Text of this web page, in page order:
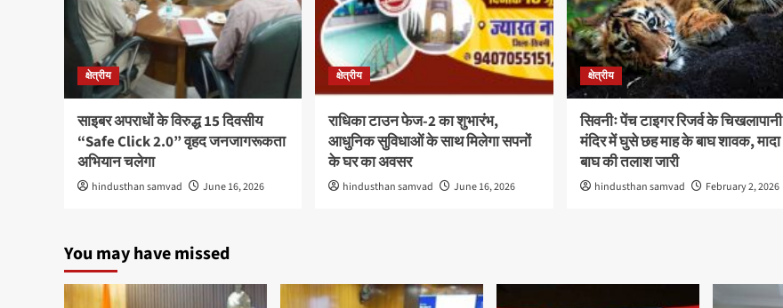
क्षेत्रीय
साइबर अपराधों के विरुद्ध 15 दिवसीय
“Safe Click 2.0” वृहद जनजागरूकता
अभियान चलेगा
hindusthan samvad June 16, 2026
क्षेत्रीय
राधिका टाउन फेज-2 का शुभारंभ,
आधुनिक सुविधाओं के साथ मिलेगा सपनों
के घर का अवसर
hindusthan samvad June 16, 2026
क्षेत्रीय
सिवनीः पेंच टाइगर रिजर्व के चिखलापानी
मंदिर में घुसे छह माह के बाघ शावक, मादा
बाघ की तलाश जारी
hindusthan samvad February 2, 2026
You may have missed